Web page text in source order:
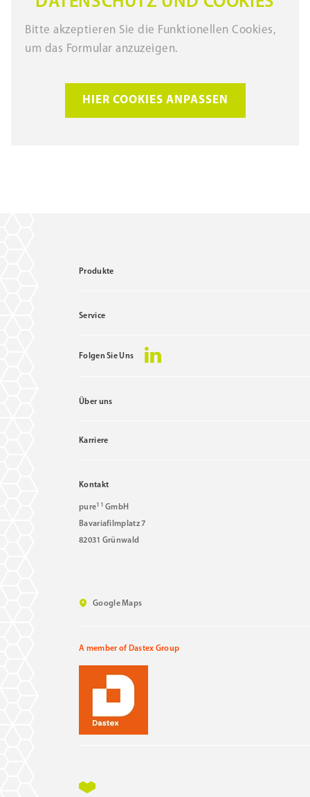
Bitte akzeptieren Sie die Funktionellen Cookies,
um das Formular anzuzeigen.
HIER COOKIES ANPASSEN
Produkte
Service
Folgen Sie Uns
Über uns
Karriere
Kontakt
pure11 GmbH
Bavariafilmplatz 7
82031 Grünwald
Google Maps
A member of Dastex Group